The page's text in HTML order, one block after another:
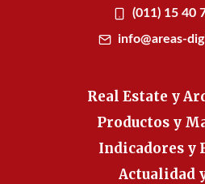
(011) 15 40
info@areas-
Real Estate y
Productos y
Indicadores y
Actualidad